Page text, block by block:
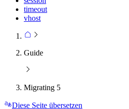
timeout
vhost
Guide
Migrating 5
Diese Seite übersetzen